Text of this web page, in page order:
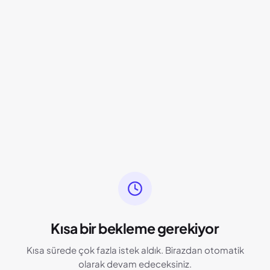
Kısa bir bekleme gerekiyor
Kısa sürede çok fazla istek aldık. Birazdan otomatik
olarak devam edeceksiniz.